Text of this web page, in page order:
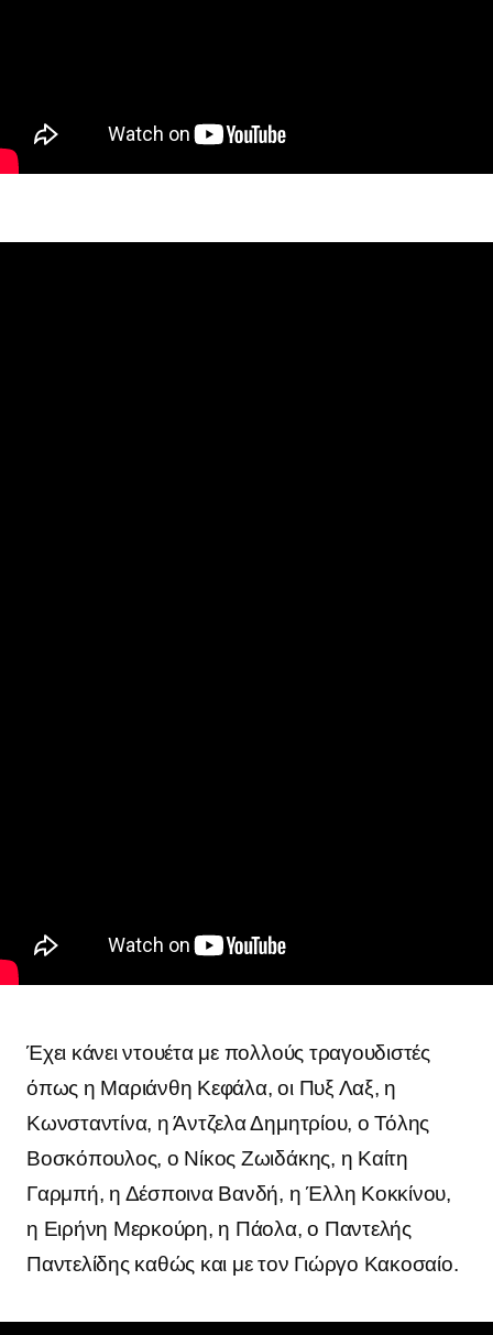
Έχει κάνει ντουέτα με πολλούς τραγουδιστές
όπως η Μαριάνθη Κεφάλα, οι Πυξ Λαξ, η
Κωνσταντίνα, η Άντζελα Δημητρίου, ο Τόλης
Βοσκόπουλος, ο Νίκος Ζωιδάκης, η Καίτη
Γαρμπή, η Δέσποινα Βανδή, η Έλλη Κοκκίνου,
η Ειρήνη Μερκούρη, η Πάολα, ο Παντελής
Παντελίδης καθώς και με τον Γιώργο Κακοσαίο.